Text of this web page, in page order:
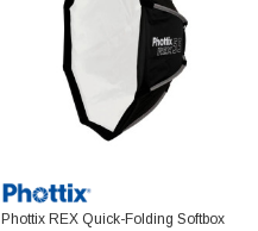
Phottix REX Quick-Folding Softbox